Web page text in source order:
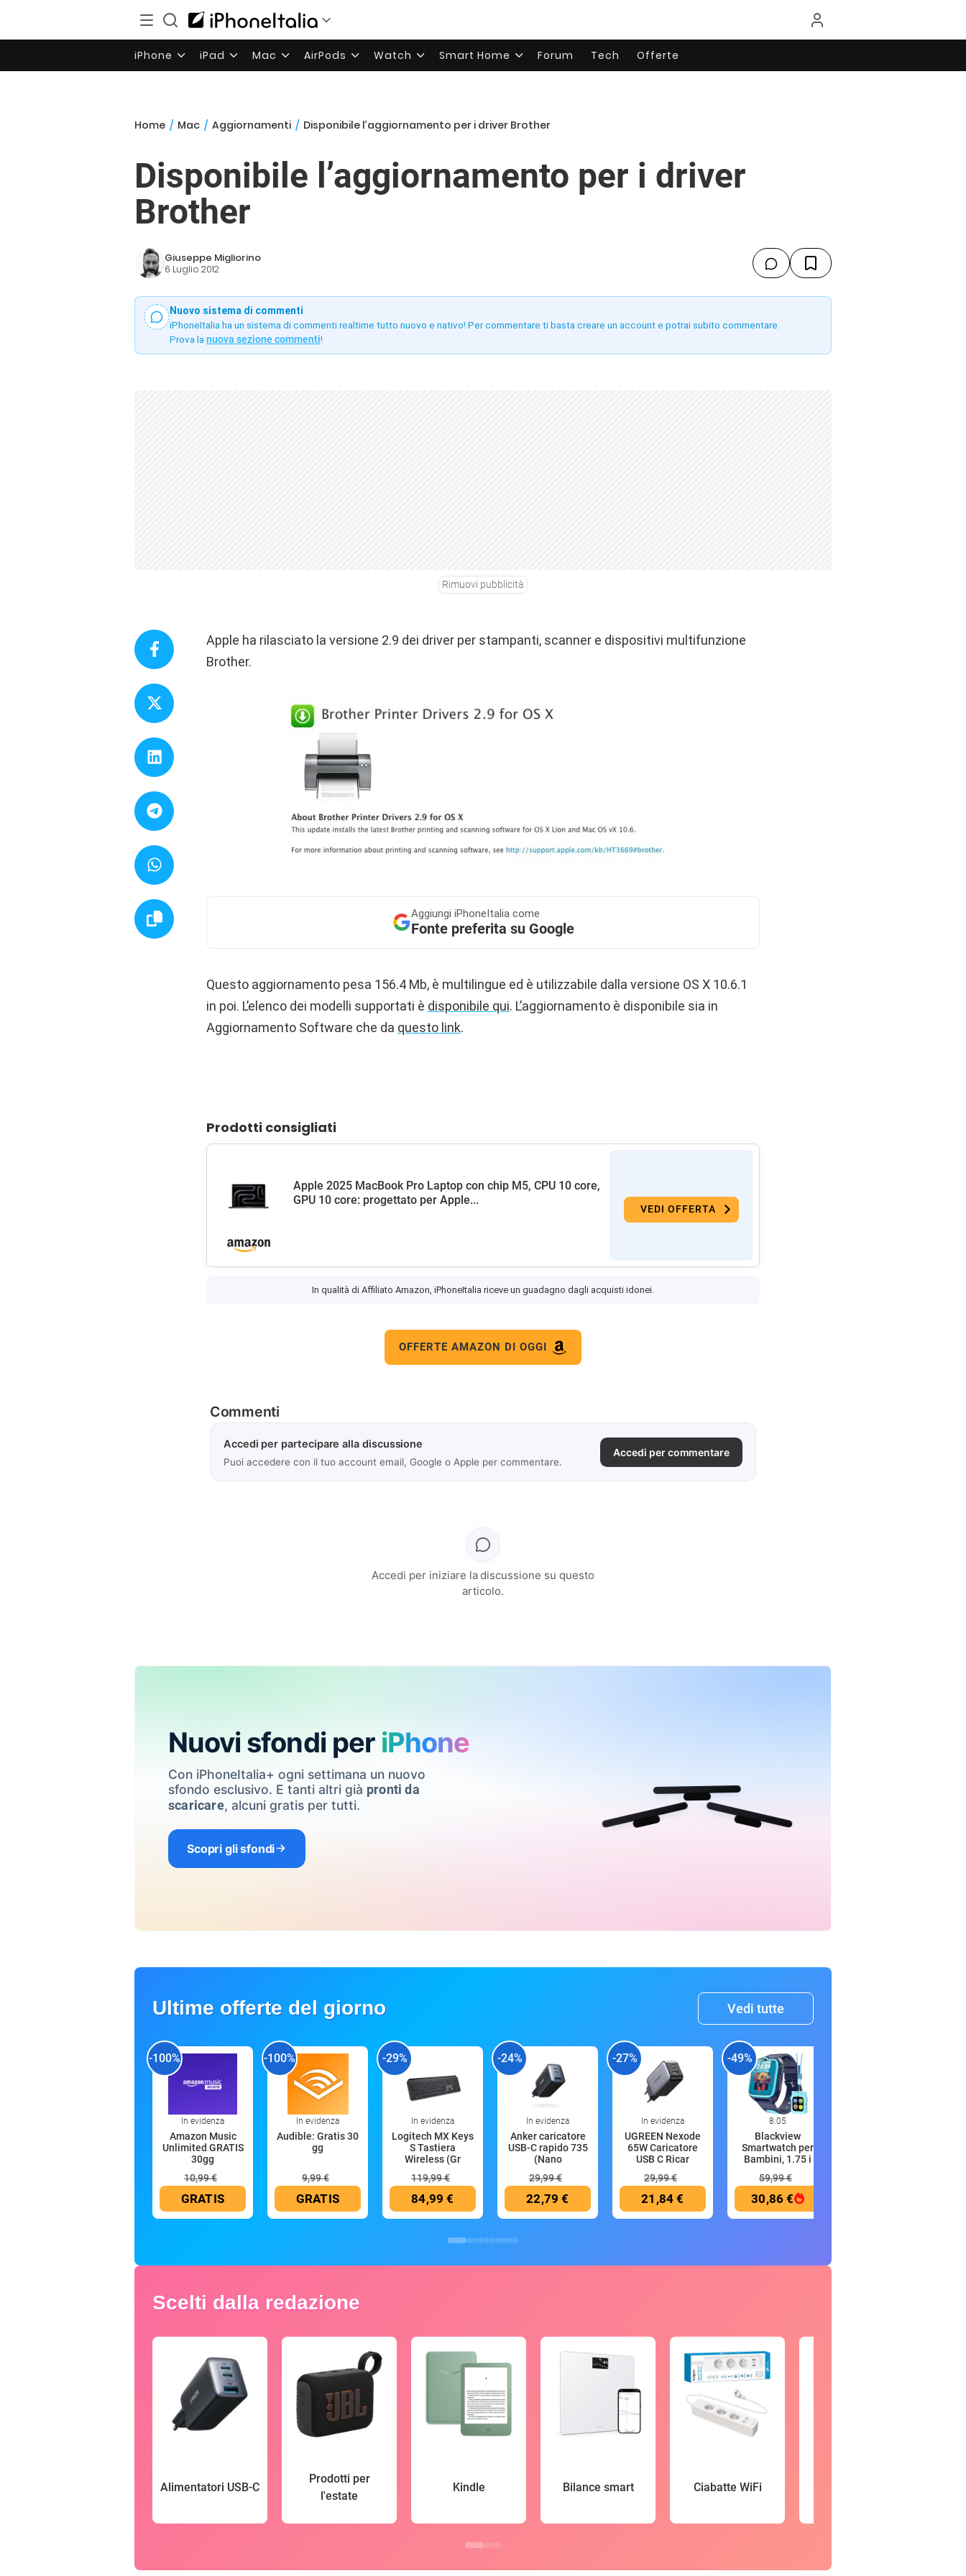
iPhone iPad Mac AirPods Watch Smart Home Forum Tech Offerte
Home / Mac / Aggiornamenti / Disponibile l’aggiornamento per i driver Brother
Disponibile l’aggiornamento per i driver
Brother
Giuseppe Migliorino
6 Luglio 2012
Nuovo sistema di commenti
iPhoneItalia ha un sistema di commenti realtime tutto nuovo e nativo! Per commentare ti basta creare un account e potrai subito commentare.
Prova la nuova sezione commenti!
Rimuovi pubblicità
Apple ha rilasciato la versione 2.9 dei driver per stampanti, scanner e dispositivi multifunzione
Brother.
Aggiungi iPhoneItalia come
Fonte preferita su Google
Questo aggiornamento pesa 156.4 Mb, è multilingue ed è utilizzabile dalla versione OS X 10.6.1
in poi. L’elenco dei modelli supportati è disponibile qui. L’aggiornamento è disponibile sia in
Aggiornamento Software che da questo link.
Prodotti consigliati
Apple 2025 MacBook Pro Laptop con chip M5, CPU 10 core,
GPU 10 core: progettato per Apple...
VEDI OFFERTA
In qualità di Affiliato Amazon, iPhoneItalia riceve un guadagno dagli acquisti idonei.
OFFERTE AMAZON DI OGGI
Commenti
Accedi per partecipare alla discussione
Puoi accedere con il tuo account email, Google o Apple per commentare.
Accedi per commentare
Accedi per iniziare la discussione su questo
articolo.
Nuovi sfondi per iPhone
Con iPhoneItalia+ ogni settimana un nuovo
sfondo esclusivo. E tanti altri già pronti da
scaricare, alcuni gratis per tutti.
Scopri gli sfondi
Ultime offerte del giorno Vedi tutte
-100%
In evidenza
Amazon Music
Unlimited GRATIS
30gg
10,99 €
GRATIS
-100%
In evidenza
Audible: Gratis 30
gg
9,99 €
GRATIS
-29%
In evidenza
Logitech MX Keys
S Tastiera
Wireless (Gr
119,99 €
84,99 €
-24%
In evidenza
Anker caricatore
USB-C rapido 735
(Nano
29,99 €
22,79 €
-27%
In evidenza
UGREEN Nexode
65W Caricatore
USB C Ricar
29,99 €
21,84 €
-49%
8:05
Blackview
Smartwatch per
Bambini, 1.75 i
59,99 €
30,86 €
Scelti dalla redazione
Alimentatori USB-C
Prodotti per
l'estate
Kindle Bilance smart Ciabatte WiFi